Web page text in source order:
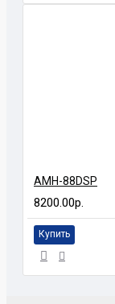
AMH-88DSP
8200.00р.
Купить